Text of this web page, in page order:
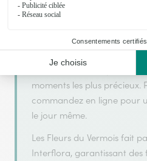
Saint Nicolas de Port. Avec
réalisée avec soin pour
moments les plus précieux.
commandez en ligne pour
le jour même.
Les Fleurs du Vermois fait
Interflora, garantissant des